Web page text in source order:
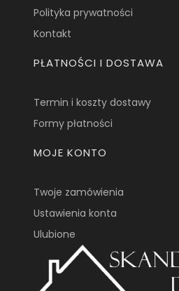
Polityka prywatności
Kontakt
PŁATNOŚCI I DOSTAWA
Termin i koszty dostawy
Formy płatności
MOJE KONTO
Twoje zamówienia
Ustawienia konta
Ulubione